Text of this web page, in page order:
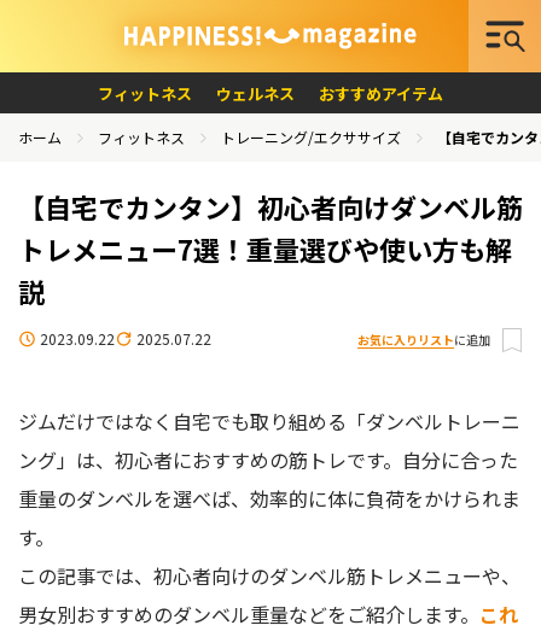
フィットネス ウェルネス おすすめアイテム
ホーム フィットネス トレーニング/エクササイズ 【自宅でカン
【自宅でカンタン】初心者向けダンベル筋
トレメニュー7選！重量選びや使い方も解
説
2023.09.22 2025.07.22 お気に入りリストに追加
ジムだけではなく自宅でも取り組める「ダンベルトレーニ
ング」は、初心者におすすめの筋トレです。自分に合った
重量のダンベルを選べば、効率的に体に負荷をかけられま
す。
この記事では、初心者向けのダンベル筋トレメニューや、
男女別おすすめのダンベル重量などをご紹介します。 これ